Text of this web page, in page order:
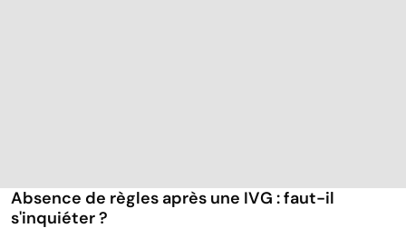
Absence de règles après une IVG : faut-il
s'inquiéter ?